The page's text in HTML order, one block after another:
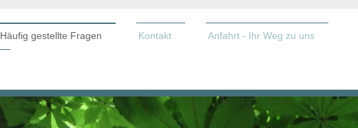
Häufig gestellte Fragen Kontakt Anfahrt - Ihr Weg zu uns